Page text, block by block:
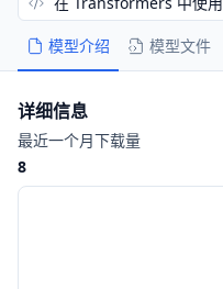
模型介绍 模型文件
详细信息
最近一个月下载量
8